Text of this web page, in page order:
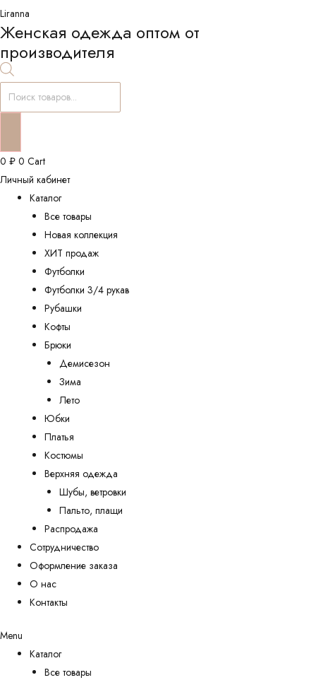
Liranna
Женская одежда оптом от
производителя
Поиск
товаров
0 ₽ 0 Cart
Личный кабинет
Каталог
Все товары
Новая коллекция
ХИТ продаж
Футболки
Футболки 3/4 рукав
Рубашки
Кофты
Брюки
Демисезон
Зима
Лето
Юбки
Платья
Костюмы
Верхняя одежда
Шубы, ветровки
Пальто, плащи
Распродажа
Сотрудничество
Оформление заказа
О нас
Контакты
Menu
Каталог
Все товары